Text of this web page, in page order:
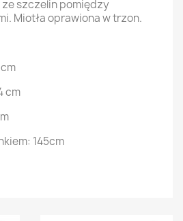
szczelin pomiędzy
Miotła oprawiona w trzon.
cm
145cm